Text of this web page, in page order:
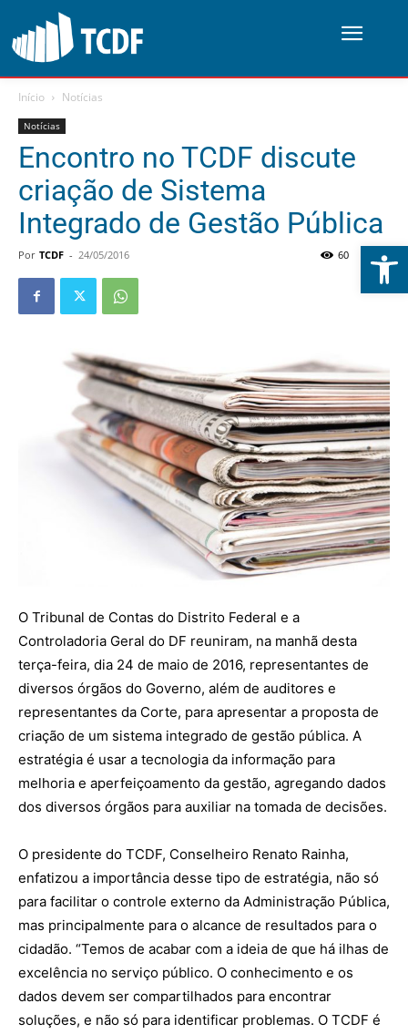
Abrir
Início Notícias
Notícias
Encontro no TCDF discute
criação de Sistema
Integrado de Gestão Pública
Por TCDF - 24/05/2016 0
60
O Tribunal de Contas do Distrito Federal e a
Controladoria Geral do DF reuniram, na manhã desta
terça-feira, dia 24 de maio de 2016, representantes de
diversos órgãos do Governo, além de auditores e
representantes da Corte, para apresentar a proposta de
criação de um sistema integrado de gestão pública. A
estratégia é usar a tecnologia da informação para
melhoria e aperfeiçoamento da gestão, agregando dados
dos diversos órgãos para auxiliar na tomada de decisões.
O presidente do TCDF, Conselheiro Renato Rainha,
enfatizou a importância desse tipo de estratégia, não só
para facilitar o controle externo da Administração Pública,
mas principalmente para o alcance de resultados para o
cidadão. “Temos de acabar com a ideia de que há ilhas de
excelência no serviço público. O conhecimento e os
dados devem ser compartilhados para encontrar
soluções, e não só para identificar problemas. O TCDF é